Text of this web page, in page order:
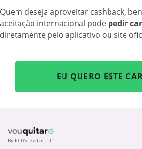
Quem deseja aproveitar cashback,
aceitação internacional pode pedir
diretamente pelo aplicativo ou site
EU QUERO ESTE
By ETUS Digital LLC